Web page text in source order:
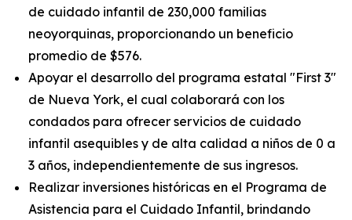
de cuidado infantil de 230,000 familias
neoyorquinas, proporcionando un beneficio
promedio de $576.
Apoyar el desarrollo del programa estatal "First 3"
de Nueva York, el cual colaborará con los
condados para ofrecer servicios de cuidado
infantil asequibles y de alta calidad a niños de 0 a
3 años, independientemente de sus ingresos.
Realizar inversiones históricas en el Programa de
Asistencia para el Cuidado Infantil, brindando